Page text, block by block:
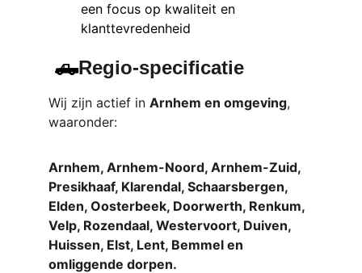
een focus op kwaliteit en
klanttevredenheid
🛻Regio-specificatie
Wij zijn actief in Arnhem en omgeving,
waaronder:
Arnhem, Arnhem-Noord, Arnhem-Zuid,
Presikhaaf, Klarendal, Schaarsbergen,
Elden, Oosterbeek, Doorwerth, Renkum,
Velp, Rozendaal, Westervoort, Duiven,
Huissen, Elst, Lent, Bemmel en
omliggende dorpen.